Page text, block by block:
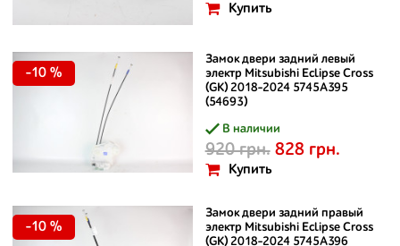
Купить
Замок двери задний левый
электр Mitsubishi Eclipse Cross
(GK) 2018-2024 5745A395
(54693)
В наличии
920 грн. 828 грн.
Купить
-10 %
Замок двери задний правый
электр Mitsubishi Eclipse Cross
(GK) 2018-2024 5745A396
-10 %